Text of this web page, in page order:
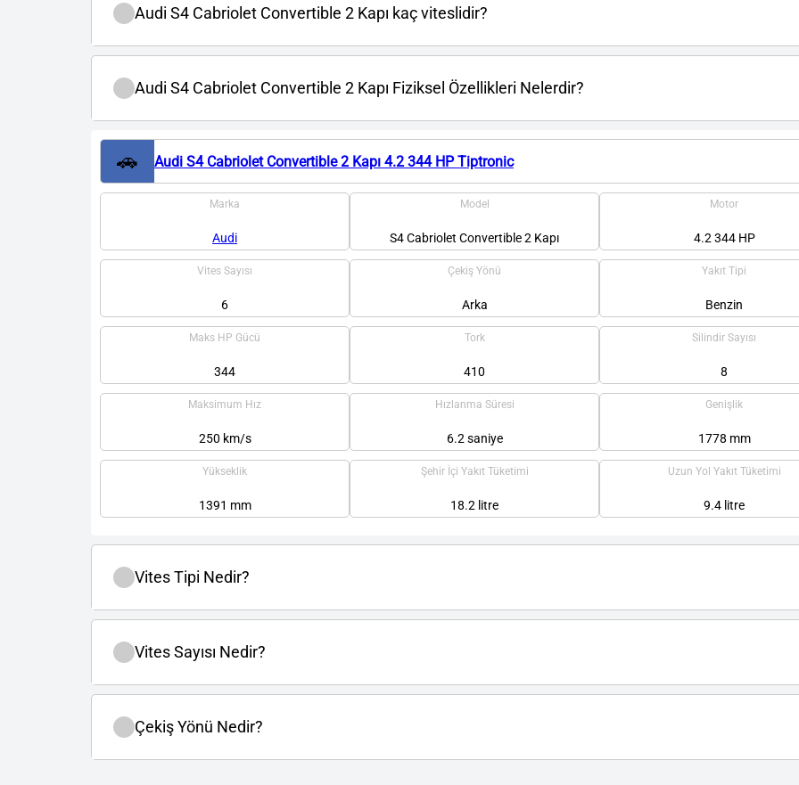
Audi S4 Cabriolet Convertible 2 Kapı kaç viteslidir?
Audi S4 Cabriolet Convertible 2 Kapı Fiziksel Özellikleri Nelerdir?
🚗 Audi S4 Cabriolet Convertible 2 Kapı 4.2 344 HP Tiptronic
Marka
Audi
Model
S4 Cabriolet Convertible 2 Kapı
Motor
4.2 344 HP
Vites Sayısı
6
Çekiş Yönü
Arka
Yakıt Tipi
Benzin
Maks HP Gücü
344
Tork
410
Silindir Sayısı
8
Maksimum Hız
250 km/s
Hızlanma Süresi
6.2 saniye
Genişlik
1778 mm
Yükseklik
1391 mm
Şehir İçi Yakıt Tüketimi
18.2 litre
Uzun Yol Yakıt Tüketimi
9.4 litre
Vites Tipi Nedir?
Vites Sayısı Nedir?
Çekiş Yönü Nedir?